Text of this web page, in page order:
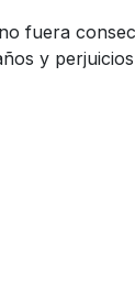
fuera
y perjuicios